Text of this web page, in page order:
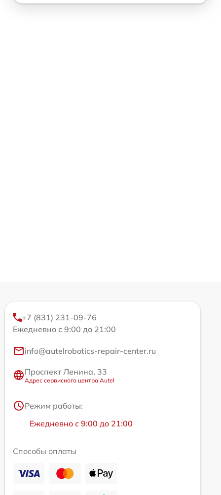
+7 (831) 231-09-76
Ежедневно с 9:00 до 21:00
info@autelrobotics-repair-center.ru
Проспект Ленина, 33
Адрес сервисного центра Autel
Режим работы:
Ежедневно с 9:00 до 21:00
Способы оплаты